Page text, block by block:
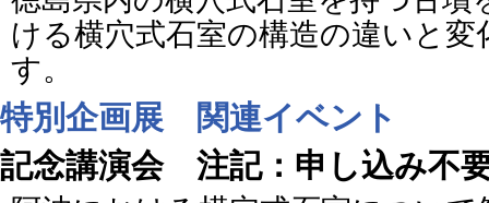
ける横穴式石室の構造の違いと
す。
特別企画展 関連イベント
記念講演会 注記：申し込み不